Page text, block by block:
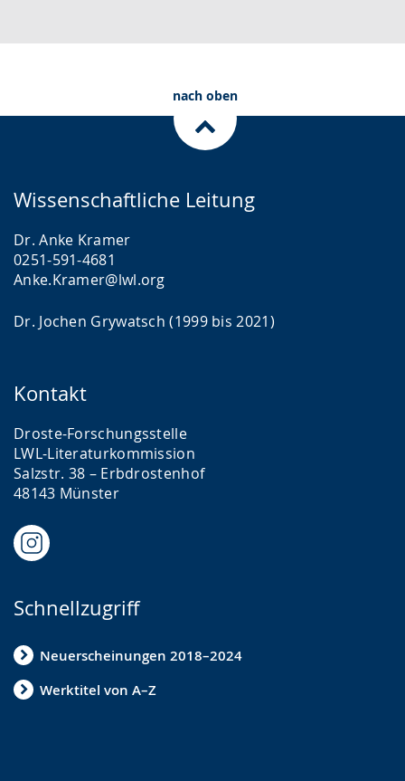
nach oben
Wissenschaftliche Leitung
Dr. Anke Kramer
0251-591-4681
Anke.Kramer@lwl.org
Dr. Jochen Grywatsch (1999 bis 2021)
Kontakt
Droste-Forschungsstelle
LWL-Literaturkommission
Salzstr. 38 – Erbdrostenhof
48143 Münster
Schnellzugriff
Neuerscheinungen 2018–2024
Werktitel von A–Z